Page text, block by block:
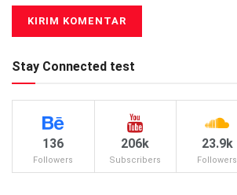
Stay Connected test
136
Followers
206k
Subscribers
23.9k
Followers